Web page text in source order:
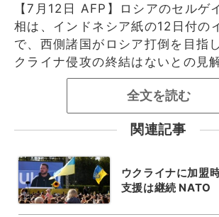
【7月12日 AFP】ロシアのセルゲ
相は、インドネシア紙の12日付の
で、西側諸国がロシア打倒を目指
クライナ侵攻の終結はないとの見
全文を読む
関連記事
ウクライナに加盟
支援は継続 NATO